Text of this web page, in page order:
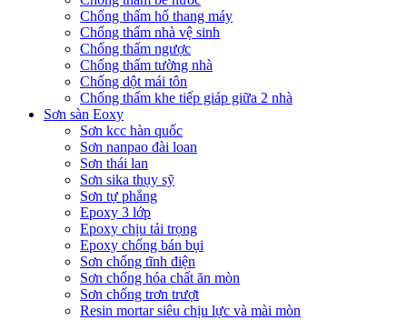
Chống thấm hố thang máy
Chống thấm nhà vệ sinh
Chống thấm ngược
Chống thấm tường nhà
Chống dột mái tôn
Chống thấm khe tiếp giáp giữa 2 nhà
Sơn sàn Eoxy
Sơn kcc hàn quốc
Sơn nanpao đài loan
Sơn thái lan
Sơn sika thụy sỹ
Sơn tự phẳng
Epoxy 3 lớp
Epoxy chịu tải trọng
Epoxy chống bán bụi
Sơn chống tĩnh điện
Sơn chống hóa chất ăn mòn
Sơn chống trơn trượt
Resin mortar siêu chịu lực và mài mòn